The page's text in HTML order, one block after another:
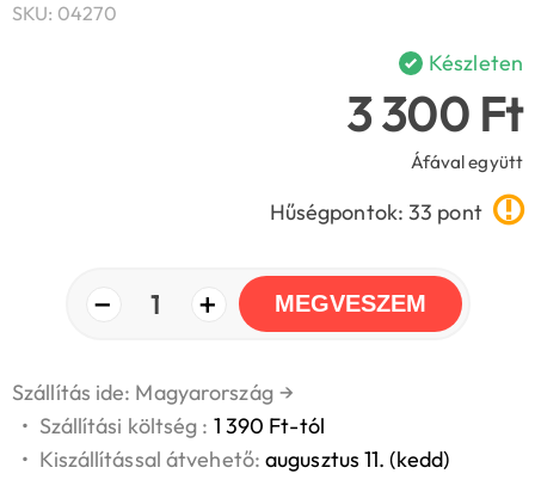
SKU: 04270
Készleten
3 300 Ft
Áfával együtt
Hűségpontok: 33 pont
− 1 + MEGVESZEM
Szállítás ide: Magyarország →
• Szállítási költség : 1 390 Ft-tól
• Kiszállítással átvehető:augusztus 11. (kedd)